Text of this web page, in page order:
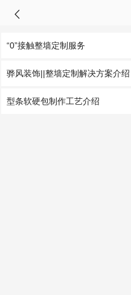
“0”接触整墙定制服务
骅风装饰||整墙定制解决方案介绍
型条软硬包制作工艺介绍